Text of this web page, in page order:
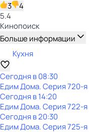
3
4
5.4
Кинопоиск
Больше информации
Кухня
Сегодня в 08:30
Едим Дома. Серия 720-я
Сегодня в 14:20
Едим Дома. Серия 722-я
Сегодня в 20:30
Едим Дома. Серия 725-я